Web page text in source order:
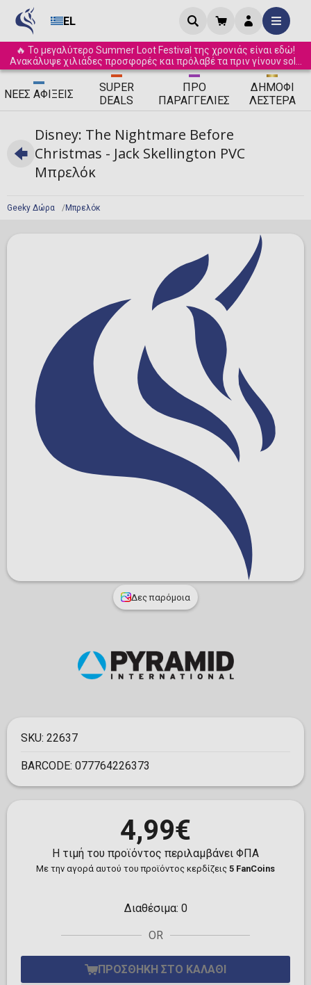
EL
🔥 Το μεγαλύτερο Summer Loot Festival της χρονιάς είναι εδώ!
Ανακάλυψε χιλιάδες προσφορές και πρόλαβέ τα πριν γίνουν sold
out! ☀️
ΝΈΕΣ ΑΦΊΞΕΙΣ
SUPER
DEALS
ΠΡΟ
ΠΑΡΑΓΓΕΛΊΕΣ
ΔΗΜΟΦΙ
ΛΈΣΤΕΡΑ
Geeky Δώρα Μπρελόκ
Disney: The Nightmare Before
Christmas - Jack Skellington PVC
Μπρελόκ
Δες παρόμοια
SKU: 22637
BARCODE: 077764226373
4,99€
Η τιμή του προϊόντος περιλαμβάνει ΦΠΑ
Με την αγορά αυτού του προϊόντος κερδίζεις 5 FanCoins
Διαθέσιμα: 0
OR
ΠΡΟΣΘΉΚΗ ΣΤΟ ΚΑΛΆΘΙ